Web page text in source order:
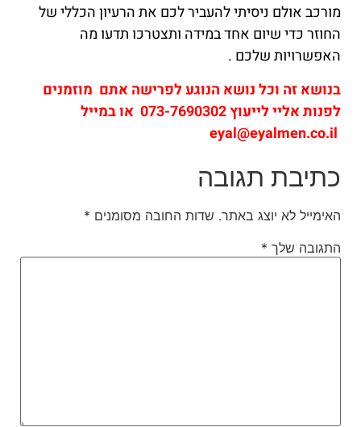
מורכב אולם ניסיתי להעביר לכם את הרעיון הכללי של
החוזר כדי שיום אחד במידה ותצטרכו תדעו מה
האפשרויות שלכם .
בנושא זה וכל נושא הנוגע לפרישה אתם מוזמנים
לפנות אליי לייעוץ 073-7690302 או במייל
כתיבת תגובה
האימייל לא יוצג באתר. שדות החובה מסומנים *
התגובה שלך *